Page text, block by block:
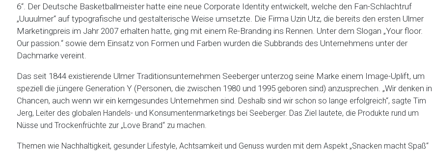
6“. Der Deutsche Basketballmeister hatte eine neue Corporate Identity entwickelt, welche den Fan-Schlachtruf
„Uuuulmer“ auf typografische und gestalterische Weise umsetzte. Die Firma Uzin Utz, die bereits den ersten Ulmer
Marketingpreis im Jahr 2007 erhalten hatte, ging mit einem Re-Branding ins Rennen. Unter dem Slogan „Your floor.
Our passion.“ sowie dem Einsatz von Formen und Farben wurden die Subbrands des Unternehmens unter der
Dachmarke vereint.
Das seit 1844 existierende Ulmer Traditionsunternehmen Seeberger unterzog seine Marke einem Image-Uplift, um
speziell die jüngere Generation Y (Personen, die zwischen 1980 und 1995 geboren sind) anzusprechen. „Wir denken in
Chancen, auch wenn wir ein kerngesundes Unternehmen sind. Deshalb sind wir schon so lange erfolgreich“, sagte Tim
Jerg, Leiter des globalen Handels- und Konsumentenmarketings bei Seeberger. Das Ziel lautete, die Produkte rund um
Nüsse und Trockenfrüchte zur „Love Brand“ zu machen.
Themen wie Nachhaltigkeit, gesunder Lifestyle, Achtsamkeit und Genuss wurden mit dem Aspekt „Snacken macht Spaß“